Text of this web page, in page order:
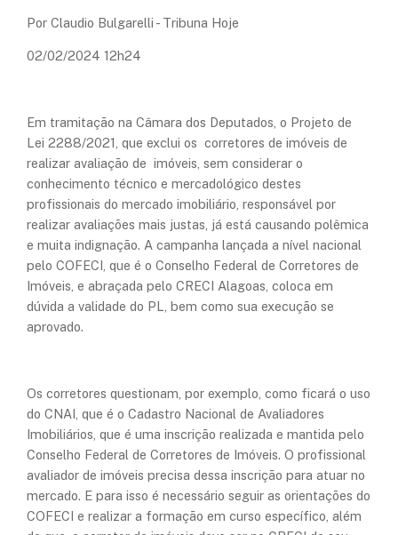
Por Claudio Bulgarelli - Tribuna Hoje
02/02/2024 12h24
Em tramitação na Câmara dos Deputados, o Projeto de
Lei 2288/2021, que exclui os corretores de imóveis de
realizar avaliação de imóveis, sem considerar o
conhecimento técnico e mercadológico destes
profissionais do mercado imobiliário, responsável por
realizar avaliações mais justas, já está causando polêmica
e muita indignação. A campanha lançada a nível nacional
pelo COFECI, que é o Conselho Federal de Corretores de
Imóveis, e abraçada pelo CRECI Alagoas, coloca em
dúvida a validade do PL, bem como sua execução se
aprovado.
Os corretores questionam, por exemplo, como ficará o uso
do CNAI, que é o Cadastro Nacional de Avaliadores
Imobiliários, que é uma inscrição realizada e mantida pelo
Conselho Federal de Corretores de Imóveis. O profissional
avaliador de imóveis precisa dessa inscrição para atuar no
mercado. E para isso é necessário seguir as orientações do
COFECI e realizar a formação em curso específico, além